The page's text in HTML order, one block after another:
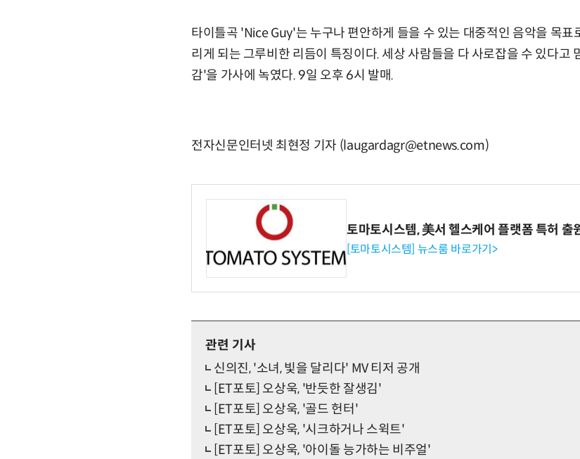
타이틀곡 'Nice Guy'는 누구나 편안하게 들을 수 있는 대중적인 음악을 목표
리게 되는 그루비한 리듬이 특징이다. 세상 사람들을 다 사로잡을 수 있다고
감'을 가사에 녹였다. 9일 오후 6시 발매.
전자신문인터넷 최현정 기자 (laugardagr@etnews.com)
토마토시스템, 美서 헬스케어 플랫폼 특허
[토마토시스템] 뉴스룸 바로가기>
관련 기사
신의진, '소녀, 빛을 달리다' MV 티저 공개
[ET포토] 오상욱, '반듯한 잘생김'
[ET포토] 오상욱, '골드 헌터'
[ET포토] 오상욱, '시크하거나 스윅트'
[ET포토] 오상욱, '아이돌 능가하는 비주얼'